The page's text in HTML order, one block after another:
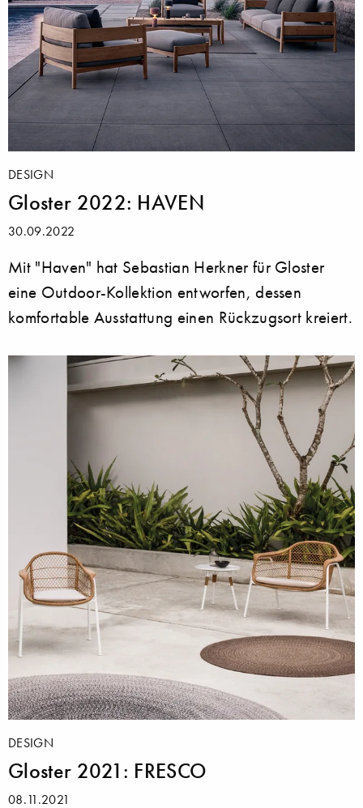
DESIGN
Gloster 2022: HAVEN
30.09.2022
Mit "Haven" hat Sebastian Herkner für Gloster
eine Outdoor-Kollektion entworfen, dessen
komfortable Ausstattung einen Rückzugsort kreiert.
DESIGN
Gloster 2021: FRESCO
08.11.2021